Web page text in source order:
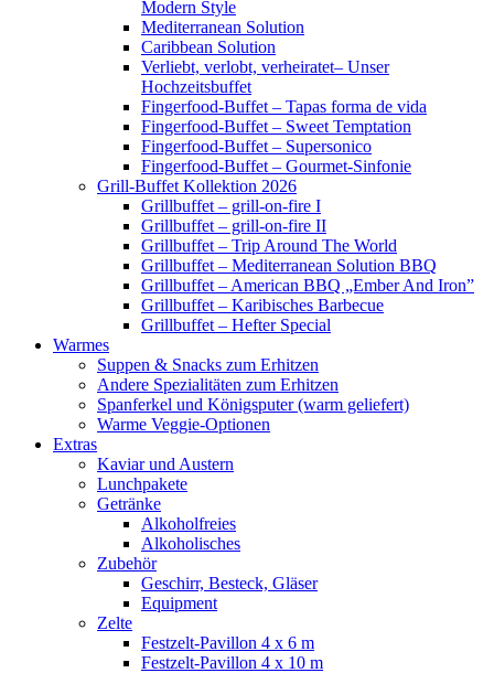
Modern Style
Mediterranean Solution
Caribbean Solution
Verliebt, verlobt, verheiratet– Unser
Hochzeitsbuffet
Fingerfood-Buffet – Tapas forma de vida
Fingerfood-Buffet – Sweet Temptation
Fingerfood-Buffet – Supersonico
Fingerfood-Buffet – Gourmet-Sinfonie
Grill-Buffet Kollektion 2026
Grillbuffet – grill-on-fire I
Grillbuffet – grill-on-fire II
Grillbuffet – Trip Around The World
Grillbuffet – Mediterranean Solution BBQ
Grillbuffet – American BBQ „Ember And Iron”
Grillbuffet – Karibisches Barbecue
Grillbuffet – Hefter Special
Warmes
Suppen & Snacks zum Erhitzen
Andere Spezialitäten zum Erhitzen
Spanferkel und Königsputer (warm geliefert)
Warme Veggie-Optionen
Extras
Kaviar und Austern
Lunchpakete
Getränke
Alkoholfreies
Alkoholisches
Zubehör
Geschirr, Besteck, Gläser
Equipment
Zelte
Festzelt-Pavillon 4 x 6 m
Festzelt-Pavillon 4 x 10 m